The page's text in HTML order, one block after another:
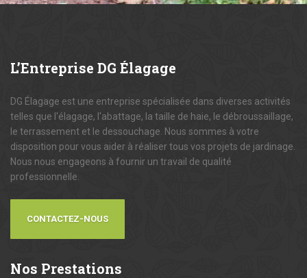
L’Entreprise DG Élagage
DG Élagage est une entreprise spécialisée dans diverses activités
telles que l'élagage, l'abattage, la taille de haie, le débroussaillage,
le terrassement et le dessouchage. Nous sommes à votre
disposition pour vous aider à réaliser tous vos projets de jardinage.
Nous nous engageons à fournir un travail de qualité
professionnelle.
CONTACTEZ-NOUS
Nos Prestations